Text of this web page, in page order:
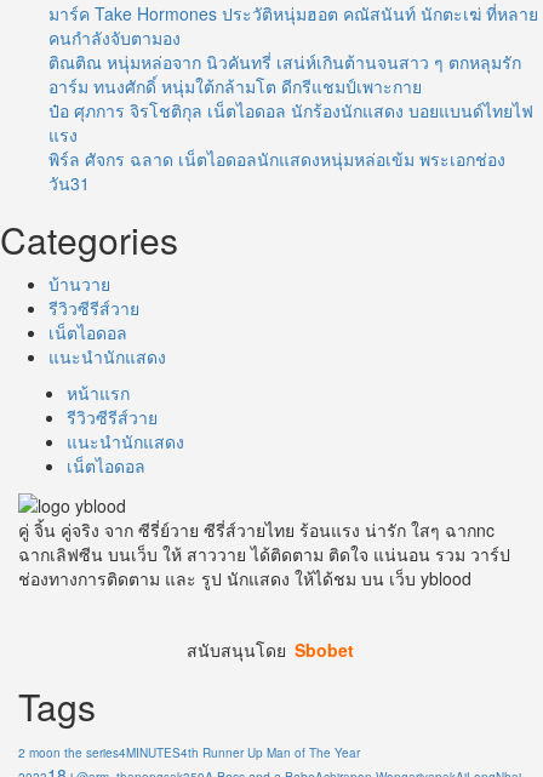
มาร์ค Take Hormones ประวัติหนุ่มฮอต คณัสนันท์ นักตะเฆ่ ที่หลาย
คนกำลังจับตามอง
ติณติณ หนุ่มหล่อจาก นิวคันทรี่ เสน่ห์เกินต้านจนสาว ๆ ตกหลุมรัก
อาร์ม ทนงศักดิ์ หนุ่มใต้กล้ามโต ดีกรีแชมป์เพาะกาย
ป๋อ ศุภการ จิรโชติกุล เน็ตไอดอล นักร้องนักแสดง บอยแบนด์ไทยไฟ
แรง
พิร์ล ศัจกร ฉลาด เน็ตไอดอลนักแสดงหนุ่มหล่อเข้ม พระเอกช่อง
วัน31
Categories
บ้านวาย
รีวิวซีรีส์วาย
เน็ตไอดอล
แนะนำนักแสดง
หน้าแรก
รีวิวซีรีส์วาย
แนะนำนักแสดง
เน็ตไอดอล
คู่ จิ้น คู่จริง จาก ซีรี่ย์วาย ซีรี่ส์วายไทย ร้อนแรง น่ารัก ใสๆ ฉากnc
ฉากเลิฟซีน บนเว็บ ให้ สาววาย ได้ติดตาม ติดใจ แน่นอน รวม วาร์ป
ช่องทางการติดตาม และ รูป นักแสดง ให้ได้ชม บน เว็บ yblood
สนับสนุนโดย Sbobet
Tags
2 moon the series4MINUTES4th Runner Up Man of The Year